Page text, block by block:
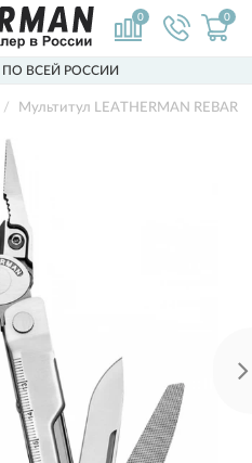
0 0
ПО ВСЕЙ РОССИИ
Мультитул LEATHERMAN REBAR